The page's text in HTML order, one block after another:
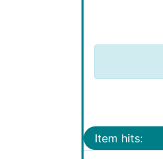
Item hits: